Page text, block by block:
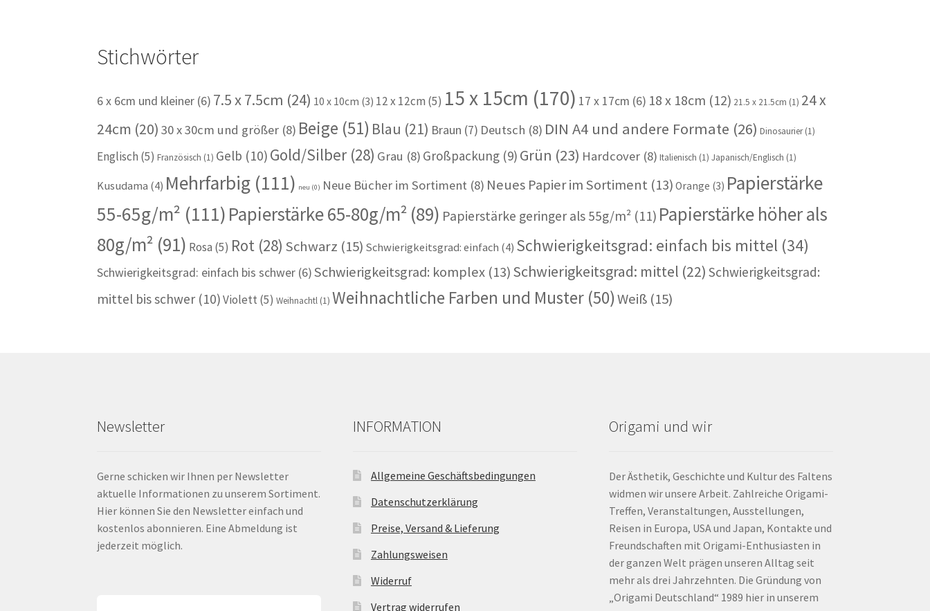
Stichwörter
6 x 6cm und kleiner (6) 7.5 x 7.5cm (24) 10 x 10cm (3) 12 x 12cm (5) 15 x 15cm (170) 17 x 17cm (6) 18 x 18cm (12) 21.5 x 21.5cm (1) 24 x
24cm (20) 30 x 30cm und größer (8) Beige (51) Blau (21) Braun (7) Deutsch (8) DIN A4 und andere Formate (26) Dinosaurier(1)
Englisch (5) Französisch (1) Gelb (10) Gold/Silber (28) Grau (8) Großpackung (9) Grün (23) Hardcover (8) Italienisch (1) Japanisch/Englisch (1)
Kusudama (4) Mehrfarbig (111) neu (0) Neue Bücher im Sortiment (8) Neues Papier im Sortiment (13) Orange (3) Papierstärke
55-65g/m² (111) Papierstärke 65-80g/m² (89) Papierstärke geringer als 55g/m² (11) Papierstärke höher als
80g/m² (91) Rosa (5) Rot (28) Schwarz (15) Schwierigkeitsgrad: einfach (4) Schwierigkeitsgrad: einfach bis mittel (34)
Schwierigkeitsgrad: einfach bis schwer (6)Schwierigkeitsgrad: komplex (13)Schwierigkeitsgrad: mittel (22) Schwierigkeitsgrad:
mittel bis schwer (10)Violett (5) Weihnachtl (1) Weihnachtliche Farben und Muster (50)Weiß (15)
Newsletter
Gerne schicken wir Ihnen per Newsletter
aktuelle Informationen zu unserem Sortiment.
Hier können Sie den Newsletter einfach und
kostenlos abonnieren. Eine Abmeldung ist
jederzeit möglich.
INFORMATION
Allgemeine Geschäftsbedingungen
Datenschutzerklärung
Preise, Versand & Lieferung
Zahlungsweisen
Widerruf
Vertrag widerrufen
Origami und wir
Der Ästhetik, Geschichte und Kultur des Faltens
widmen wir unsere Arbeit. Zahlreiche Origami-
Treffen, Veranstaltungen, Ausstellungen,
Reisen in Europa, USA und Japan, Kontakte und
Freundschaften mit Origami-Enthusiasten in
der ganzen Welt prägen unseren Alltag seit
mehr als drei Jahrzehnten. Die Gründung von
„Origami Deutschland“ 1989 hier in unserem